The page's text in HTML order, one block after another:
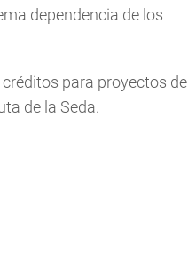
dependencia de los
para proyectos de
de la Seda.